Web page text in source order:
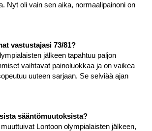
Nyt oli vain sen aika, normaalipainoni on
vastustajasi 73/81?
jälkeen tapahtuu paljon
vaihtavat painoluokkaa ja on vaikea
uuteen sarjaan. Se selviää ajan
sääntömuutoksista?
Lontoon olympialaisten jälkeen,